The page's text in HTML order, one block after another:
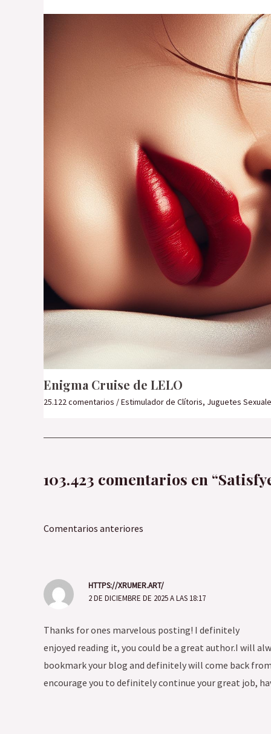
Enigma Cruise de LELO
25.122 comentarios /Estimulador de Clítoris, Juguetes
103.423 comentarios en
Comentarios
Comentarios anteriores
HTTPS://XRUMER.ART/
2 DE DICIEMBRE DE 2025 A LAS 18:17
Thanks for ones marvelous posting! I definitely
enjoyed reading it, you could be a great author.I will
bookmark your blog and definitely will come back
encourage you to definitely continue your great job,